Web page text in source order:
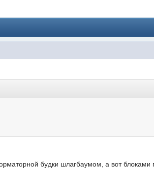
будки шлагбаумом, а вот блоками